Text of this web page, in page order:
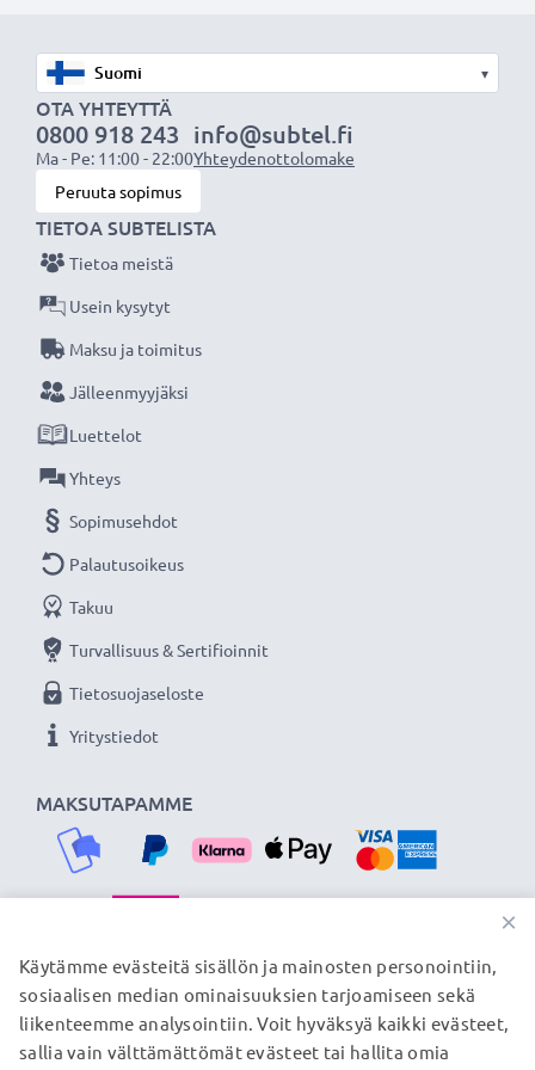
Älä missaa kuvauksellista hetkeä CELLONIC LCD-
laturin ansiosta, 3 vuoden takuu!
▾
OTA YHTEYTTÄ
0800 918 243
Ma - Pe: 11:00 - 22:00
info@subtel.fi
Yhteydenottolomake
Peruuta sopimus
MAKSUTAPAMME
TIETOA SUBTELISTA
Tietoa meistä
Usein kysytyt
Maksu ja toimitus
Jälleenmyyjäksi
Luettelot
Yhteys
Sopimusehdot
Palautusoikeus
Takuu
Turvallisuus & Sertifioinnit
Tietosuojaseloste
Yritystiedot
TOIMITUSKUMPPANIMME
© subtel.fi 2026
×
Käytämme evästeitä sisällön ja mainosten personointiin,
sosiaalisen median ominaisuuksien tarjoamiseen sekä
liikenteemme analysointiin. Voit hyväksyä kaikki evästeet,
sallia vain välttämättömät evästeet tai hallita omia